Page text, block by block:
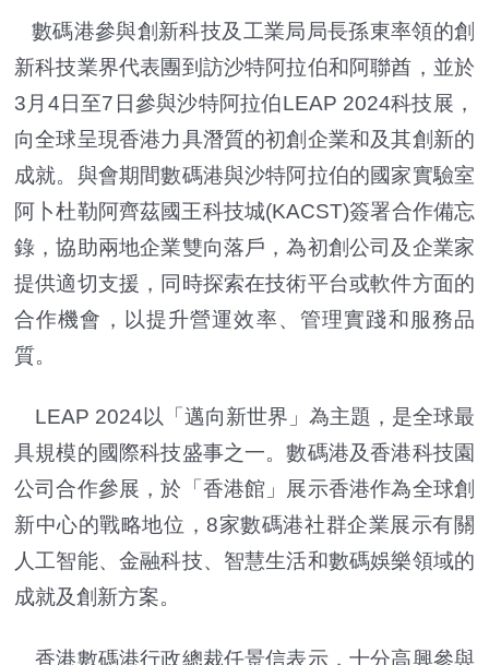
數碼港參與創新科技及工業局局長孫東率領的創
新科技業界代表團到訪沙特阿拉伯和阿聯酋，並於
3月4日至7日參與沙特阿拉伯LEAP 2024科技展，
向全球呈現香港力具潛質的初創企業和及其創新的
成就。與會期間數碼港與沙特阿拉伯的國家實驗室
阿卜杜勒阿齊茲國王科技城(KACST)簽署合作備忘
錄，協助兩地企業雙向落戶，為初創公司及企業家
提供適切支援，同時探索在技術平台或軟件方面的
合作機會，以提升營運效率、管理實踐和服務品
質。
LEAP 2024以「邁向新世界」為主題，是全球最
具規模的國際科技盛事之一。數碼港及香港科技園
公司合作參展，於「香港館」展示香港作為全球創
新中心的戰略地位，8家數碼港社群企業展示有關
人工智能、金融科技、智慧生活和數碼娛樂領域的
成就及創新方案。
香港數碼港行政總裁任景信表示，十分高興參與